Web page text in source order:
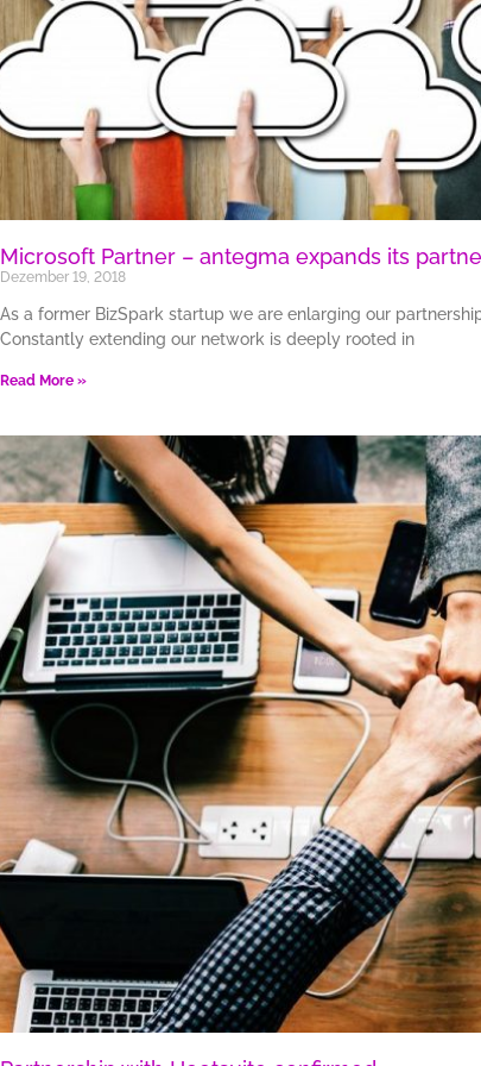
Microsoft Partner – antegma expands its
Dezember 19, 2018
As a former BizSpark startup we are enlarging our
Constantly extending our network is deeply rooted in
Read More »